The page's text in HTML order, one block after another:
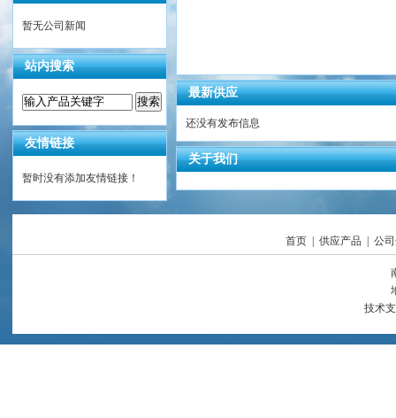
暂无公司新闻
站内搜索
友情链接
暂时没有添加友情链接！
最新供应
还没有发布信息
关于我们
首页 供应产品 公
技术